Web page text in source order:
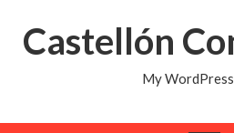
Castellón
My